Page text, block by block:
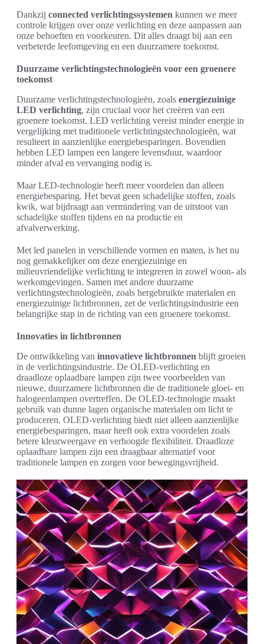
Dankzij connected verlichtingssystemen kunnen we meer
controle krijgen over onze verlichting en deze aanpassen aan
onze behoeften en voorkeuren. Dit alles draagt bij aan een
verbeterde leefomgeving en een duurzamere toekomst.
Duurzame verlichtingstechnologieën voor een groenere
toekomst
Duurzame verlichtingstechnologieën, zoals energiezuinige
LED verlichting, zijn cruciaal voor het creëren van een
groenere toekomst. LED verlichting vereist minder energie in
vergelijking met traditionele verlichtingstechnologieën, wat
resulteert in aanzienlijke energiebesparingen. Bovendien
hebben LED lampen een langere levensduur, waardoor
minder afval en vervanging nodig is.
Maar LED-technologie heeft meer voordelen dan alleen
energiebesparing. Het bevat geen schadelijke stoffen, zoals
kwik, wat bijdraagt aan vermindering van de uitstoot van
schadelijke stoffen tijdens en na productie en
afvalverwerking.
Met led panelen in verschillende vormen en maten, is het nu
nog gemakkelijker om deze energiezuinige en
milieuvriendelijke verlichting te integreren in zowel woon- als
werkomgevingen. Samen met andere duurzame
verlichtingstechnologieën, zoals hergebruikte materialen en
energiezuinige lichtbronnen, zet de verlichtingsindustrie een
belangrijke stap in de richting van een groenere toekomst.
Innovaties in lichtbronnen
De ontwikkeling van innovatieve lichtbronnen blijft groeien
in de verlichtingsindustrie. De OLED-verlichting en
draadloze oplaadbare lampen zijn twee voorbeelden van
nieuwe, duurzamere lichtbronnen die de traditionele gloei- en
halogeenlampen overtreffen. De OLED-technologie maakt
gebruik van dunne lagen organische materialen om licht te
produceren. OLED-verlichting biedt niet alleen aanzienlijke
energiebesparingen, maar heeft ook extra voordelen zoals
betere kleurweergave en verhoogde flexibiliteit. Draadloze
oplaadbare lampen zijn een draagbaar alternatief voor
traditionele lampen en zorgen voor bewegingsvrijheid.